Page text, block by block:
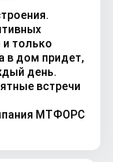
только
в дом придет,
день.
встречи
МТФОРС